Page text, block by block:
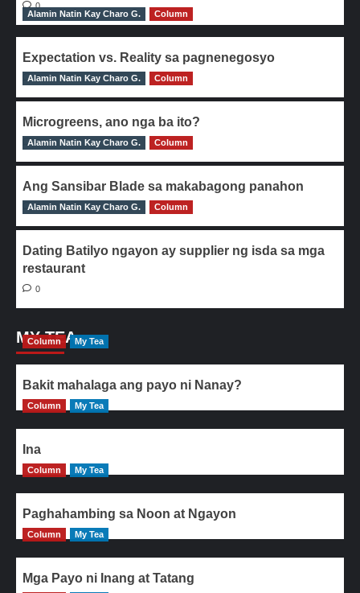
0
Alamin Natin Kay Charo G.
Column
Expectation vs. Reality sa pagnenegosyo
0
Alamin Natin Kay Charo G. Column
Microgreens, ano nga ba ito?
0
Alamin Natin Kay Charo G. Column
Ang Sansibar Blade sa makabagong panahon
0
Alamin Natin Kay Charo G. Column
Dating Batilyo ngayon ay supplier ng isda sa mga
restaurant
0
MY TEA
Column My Tea
Bakit mahalaga ang payo ni Nanay?
Column My Tea
Ina
Column My Tea
Paghahambing sa Noon at Ngayon
Column My Tea
Mga Payo ni Inang at Tatang